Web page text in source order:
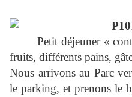
Petit déjeuner «
fruits, différents pains,
Nous arrivons au Parc
le parking, et prenons le